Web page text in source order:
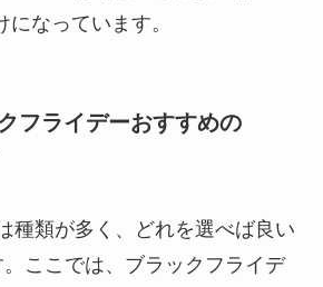
になっています。
フライデーおすすめの
種類が多く、どれを選べば良い
ここでは、ブラックフライデ